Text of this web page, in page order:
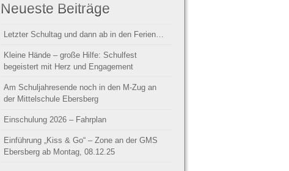
Neueste Beiträge
Letzter Schultag und dann ab in den Ferien…
Kleine Hände – große Hilfe: Schulfest
begeistert mit Herz und Engagement
Am Schuljahresende noch in den M-Zug an
der Mittelschule Ebersberg
Einschulung 2026 – Fahrplan
Einführung „Kiss & Go“ – Zone an der GMS
Ebersberg ab Montag, 08.12.25